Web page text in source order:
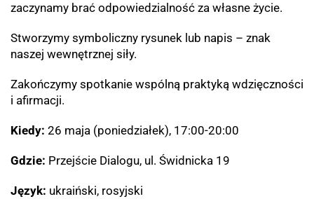
zaczynamy brać odpowiedzialność za własne życie.
Stworzymy symboliczny rysunek lub napis – znak
naszej wewnętrznej siły.
Zakończymy spotkanie wspólną praktyką wdzięczności
i afirmacji.
Kiedy: 26 maja (poniedziałek), 17:00-20:00
Gdzie: Przejście Dialogu, ul. Świdnicka 19
Język: ukraiński, rosyjski